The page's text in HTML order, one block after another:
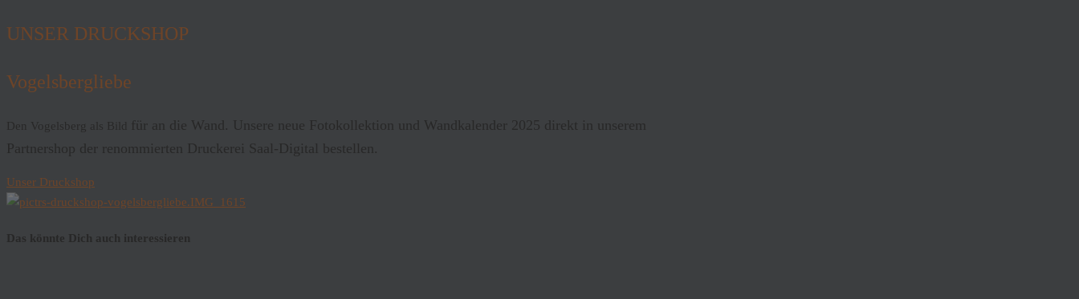
UNSER DRUCKSHOP
Vogelsbergliebe
Den Vogelsberg als Bild
für an die Wand. Unsere neue Fotokollektion und Wandkalender 2025 direkt in unserem
Partnershop der renommierten Druckerei Saal-Digital bestellen.
Unser Druckshop
Das könnte Dich auch interessieren